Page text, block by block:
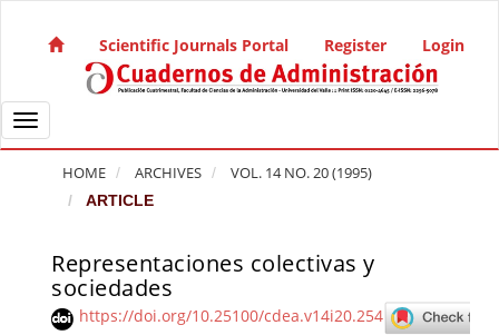
Main Navigation
Main Content
Sidebar
Scientific Journals Portal Register Login
Toggle navigation
HOME ARCHIVES VOL. 14 NO. 20 (1995)
ARTICLE
Representaciones colectivas y
sociedades
https://doi.org/10.25100/cdea.v14i20.254
Article Sidebar